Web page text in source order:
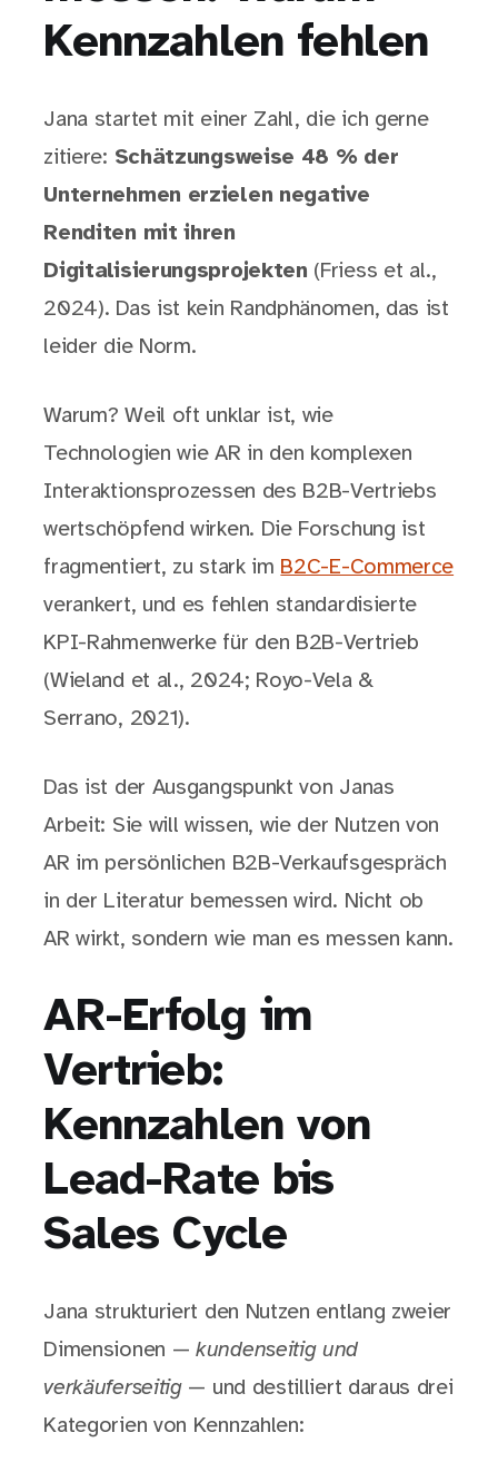
Kennzahlen fehlen
Jana startet mit einer Zahl, die ich gerne
zitiere: Schätzungsweise 48 % der
Unternehmen erzielen negative
Renditen mit ihren
Digitalisierungsprojekten (Friess et al.,
2024). Das ist kein Randphänomen, das ist
leider die Norm.
Warum? Weil oft unklar ist, wie
Technologien wie AR in den komplexen
Interaktionsprozessen des B2B-Vertriebs
wertschöpfend wirken. Die Forschung ist
fragmentiert, zu stark im B2C-E-Commerce
verankert, und es fehlen standardisierte
KPI-Rahmenwerke für den B2B-Vertrieb
(Wieland et al., 2024; Royo-Vela &
Serrano, 2021).
Das ist der Ausgangspunkt von Janas
Arbeit: Sie will wissen, wie der Nutzen von
AR im persönlichen B2B-Verkaufsgespräch
in der Literatur bemessen wird. Nicht ob
AR wirkt, sondern wie man es messen kann.
AR-Erfolg im
Vertrieb:
Kennzahlen von
Lead-Rate bis
Sales Cycle
Jana strukturiert den Nutzen entlang zweier
Dimensionen —kundenseitig und
verkäuferseitig— und destilliert daraus drei
Kategorien von Kennzahlen: